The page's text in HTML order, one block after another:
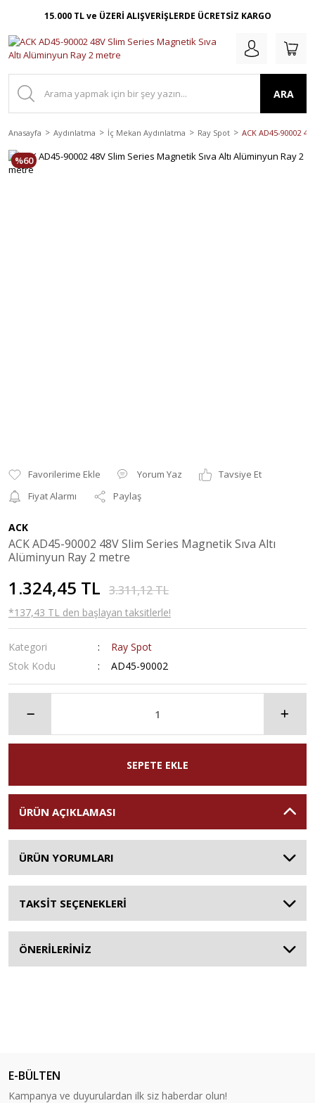
15.000 TL ve ÜZERİ ALIŞVERİŞLERDE ÜCRETSİZ KARGO
ARA
Anasayfa Aydınlatma İç Mekan Aydınlatma Ray Spot ACK AD45-90002
%60
Yorum Yaz
Tavsiye Et
Fiyat Alarmı
Paylaş
ACK
ACK AD45-90002 48V Slim Series Magnetik Sıva Altı
Alüminyun Ray 2 metre
1.324,45 TL 3.311,12 TL
*137,43 TL den başlayan taksitlerle!
Kategori
Ray Spot
Stok Kodu
AD45-90002
SEPETE EKLE
ÜRÜN AÇIKLAMASI
ÜRÜN YORUMLARI
TAKSİT SEÇENEKLERİ
ÖNERİLERİNİZ
E-BÜLTEN
Kampanya ve duyurulardan ilk siz haberdar olun!